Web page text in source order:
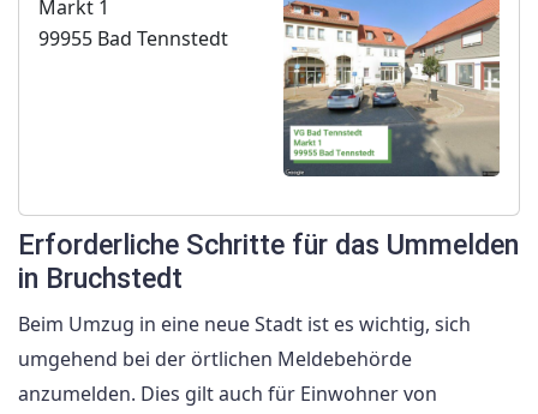
Markt 1
99955 Bad Tennstedt
Erforderliche Schritte für das Ummelden
in Bruchstedt
Beim Umzug in eine neue Stadt ist es wichtig, sich
umgehend bei der örtlichen Meldebehörde
anzumelden. Dies gilt auch für Einwohner von